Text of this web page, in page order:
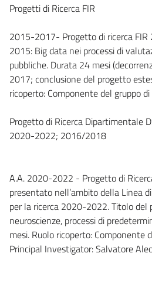
Progetti di Ricerca FIR
2015-2017- Progetto di ricerca FIR
2015: Big data nei processi di
pubbliche. Durata 24 mesi
2017; conclusione del progetto
ricoperto: Componente del gruppo
Progetto di Ricerca Dipartimentale
2020-2022; 2016/2018
A.A. 2020-2022 - Progetto di
presentato nell’ambito della Linea
per la ricerca 2020-2022. Titolo del
neuroscienze, processi di
mesi. Ruolo ricoperto: Componente
Principal Investigator: Salvatore